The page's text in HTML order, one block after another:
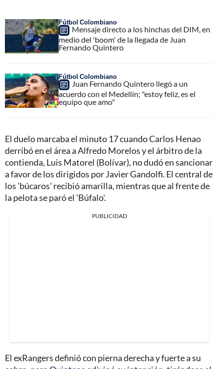
Fútbol Colombiano
Mensaje directo a los hinchas del DIM, en
medio del 'boom' de la llegada de Juan
Fernando Quintero
Fútbol Colombiano
Juan Fernando Quintero llegó a un
acuerdo con el Medellín; "estoy feliz, es el
equipo que amo"
El duelo marcaba el minuto 17 cuando Carlos Henao
derribó en el área a Alfredo Morelos y el árbitro de la
contienda, Luis Matorel (Bolívar), no dudó en sancionar
a favor de los dirigidos por Javier Gandolfi. El central de
los 'búcaros' recibió amarilla, mientras que al frente de
la pelota se paró el 'Búfalo'.
PUBLICIDAD
El exRangers definió con pierna derecha y fuerte a su